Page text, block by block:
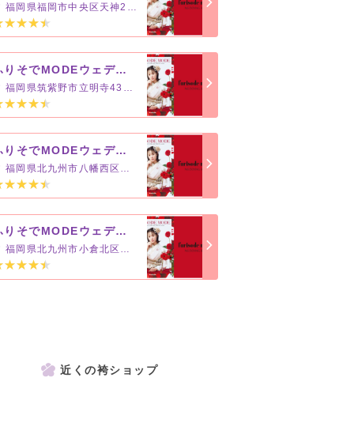
福岡県福岡市中央区天神2-11-1
ふりそでMODEウェディングボックス イオンモール筑紫野店
福岡県筑紫野市立明寺434-1
ふりそでMODEウェディングボックス イオンタウン黒崎店
福岡県北九州市八幡西区西曲里町4-1
ふりそでMODEウェディングボックス アミュプラザ小倉店
福岡県北九州市小倉北区浅野1-1-1
近くの袴ショップ